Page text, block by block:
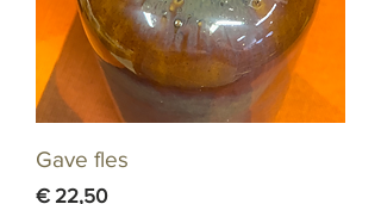
Gave fles
Prijs
€ 22,50